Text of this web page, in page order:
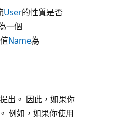
User的性質是否
一個
值Name為
提出。 因此，如果你
例如，如果你使用